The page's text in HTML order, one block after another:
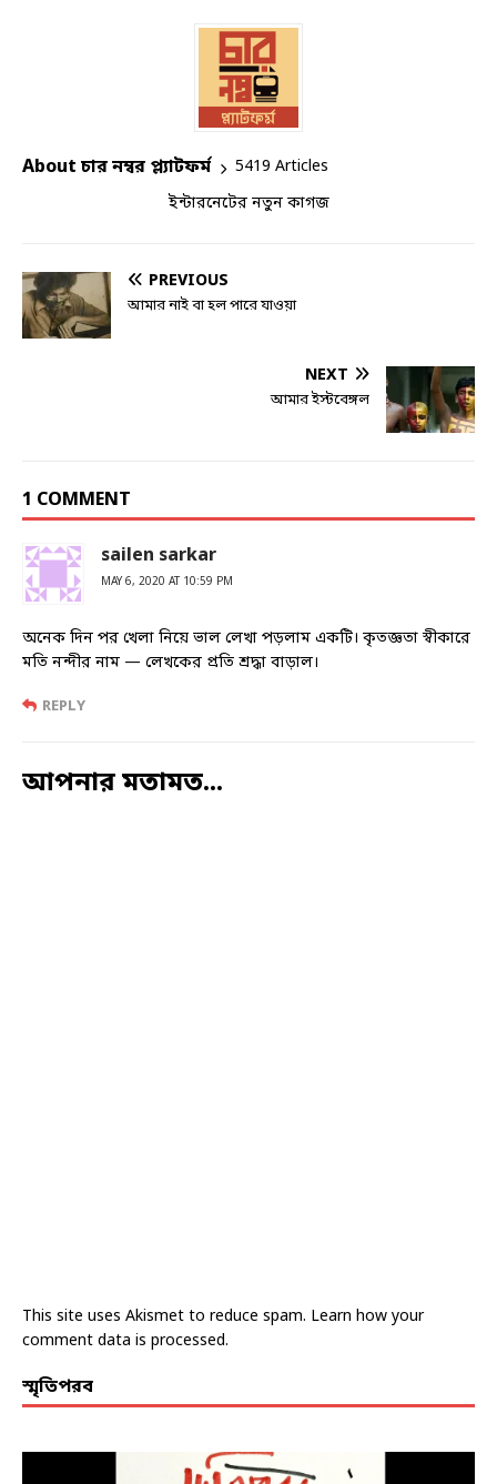
About চার নম্বর প্ল্যাটফর্ম
5419 Articles
ইন্টারনেটের নতুন কাগজ
PREVIOUS
আমার নাই বা হল পারে যাওয়া
NEXT
আমার ইস্টবেঙ্গল
1 COMMENT
sailen sarkar
MAY 6, 2020 AT 10:59 PM
অনেক দিন পর খেলা নিয়ে ভাল লেখা পড়লাম একটি। কৃতজ্ঞতা স্বীকারে
মতি নন্দীর নাম — লেখকের প্রতি শ্রদ্ধা বাড়াল।
REPLY
আপনার মতামত...
This site uses Akismet to reduce spam. Learn how your
comment data is processed.
স্মৃতিপরব